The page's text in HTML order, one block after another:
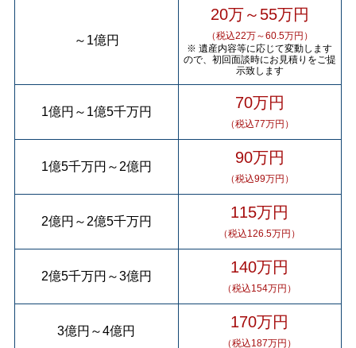
～ 1億円
20万～55万円
（税込22万～60.5万円）
※ 遺産内容等に応じて変動します
ので、初回面談時にお見積りをご提
示致します
1億円 ～ 1億5千万円 70万円
（税込77万円）
1億5千万円 ～ 2億円 90万円
（税込99万円）
2億円 ～ 2億5千万円 115万円
（税込126.5万円）
2億5千万円 ～3億円 140万円
（税込154万円）
3億円 ～4億円 170万円
（税込187万円）